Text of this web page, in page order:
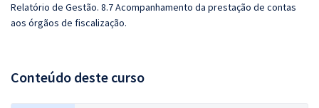
Relatório de Gestão. 8.7 Acompanhamento da prestação de contas
aos órgãos de fiscalização.
Conteúdo deste curso